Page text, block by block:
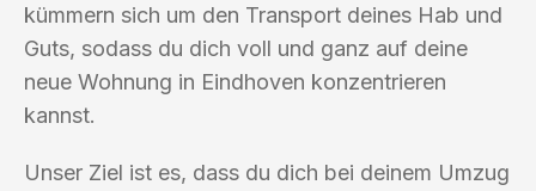
kümmern sich um den Transport deines Hab und
Guts, sodass du dich voll und ganz auf deine
neue Wohnung in Eindhoven konzentrieren
kannst.
Unser Ziel ist es, dass du dich bei deinem Umzug